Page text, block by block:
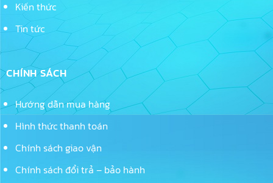
Kiến thức
Tin tức
CHÍNH SÁCH
Hướng dẫn mua hàng
Hình thức thanh toán
Chính sách giao vận
Chính sách đổi trả – bảo hành